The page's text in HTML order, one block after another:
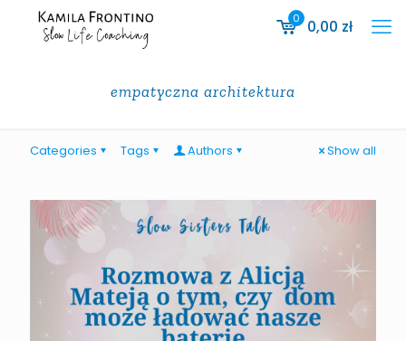
0 0,00 zł
empatyczna architektura
Categories Tags Authors Show all